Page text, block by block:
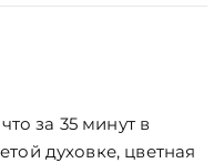
за 35 минут в
духовке, цветная